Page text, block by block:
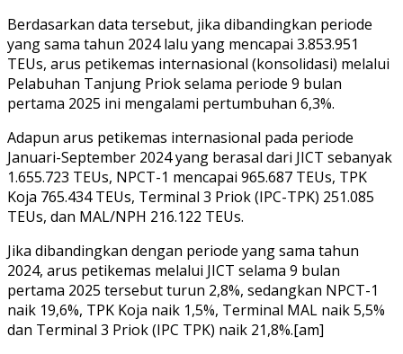
Berdasarkan data tersebut, jika dibandingkan periode
yang sama tahun 2024 lalu yang mencapai 3.853.951
TEUs, arus petikemas internasional (konsolidasi) melalui
Pelabuhan Tanjung Priok selama periode 9 bulan
pertama 2025 ini mengalami pertumbuhan 6,3%.
Adapun arus petikemas internasional pada periode
Januari-September 2024 yang berasal dari JICT sebanyak
1.655.723 TEUs, NPCT-1 mencapai 965.687 TEUs, TPK
Koja 765.434 TEUs, Terminal 3 Priok (IPC-TPK) 251.085
TEUs, dan MAL/NPH 216.122 TEUs.
Jika dibandingkan dengan periode yang sama tahun
2024, arus petikemas melalui JICT selama 9 bulan
pertama 2025 tersebut turun 2,8%, sedangkan NPCT-1
naik 19,6%, TPK Koja naik 1,5%, Terminal MAL naik 5,5%
dan Terminal 3 Priok (IPC TPK) naik 21,8%.[am]